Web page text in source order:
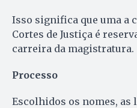
Isso significa que uma a
Cortes de Justiça é
carreira da magistratura.
Processo
Escolhidos os nomes, as